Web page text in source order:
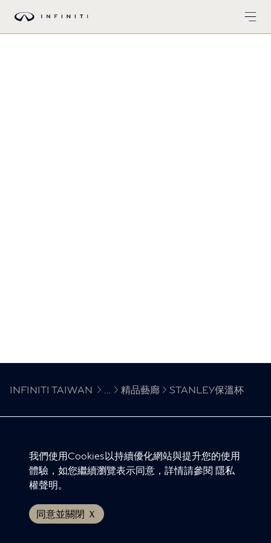
INFINITI TAIWAN 精品藝廊 STANLEY保溫杯
隱私權聲明
版權聲明
免責聲明
© INFINITI 2024
我們使用Cookies以持續優化網站與提升您的使用
體驗，如您繼續瀏覽表示同意，詳情請參閱 隱私
權聲明。
同意並關閉 Ｘ